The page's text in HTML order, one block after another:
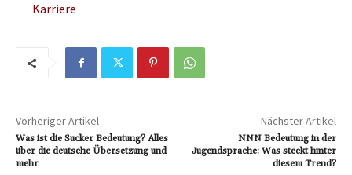
Karriere
Vorheriger Artikel
Was ist die Sucker Bedeutung? Alles
über die deutsche Übersetzung und
mehr
Nächster Artikel
NNN Bedeutung in der
Jugendsprache: Was steckt hinter
diesem Trend?